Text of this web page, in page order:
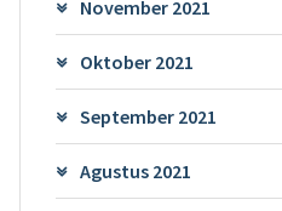
November 2021
Oktober 2021
September 2021
Agustus 2021